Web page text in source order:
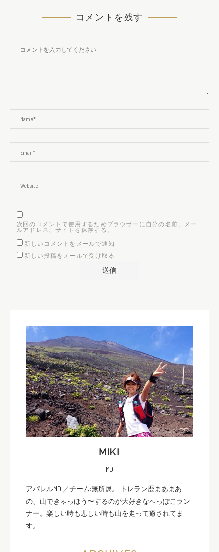
コメントを残す
次回のコメントで使用するためブラウザーに自分の名前、メー
ルアドレス、サイトを保存する。
新しいコメントをメールで通知
新しい投稿をメールで受け取る
MIKI
MD
アパレルMD ／チーム:無所属。 トレラン歴まあまあ
の、山できゃっほう〜するのが大好きなへっぽこラン
ナー。楽しい時も悲しい時も山を走って癒されてま
す。